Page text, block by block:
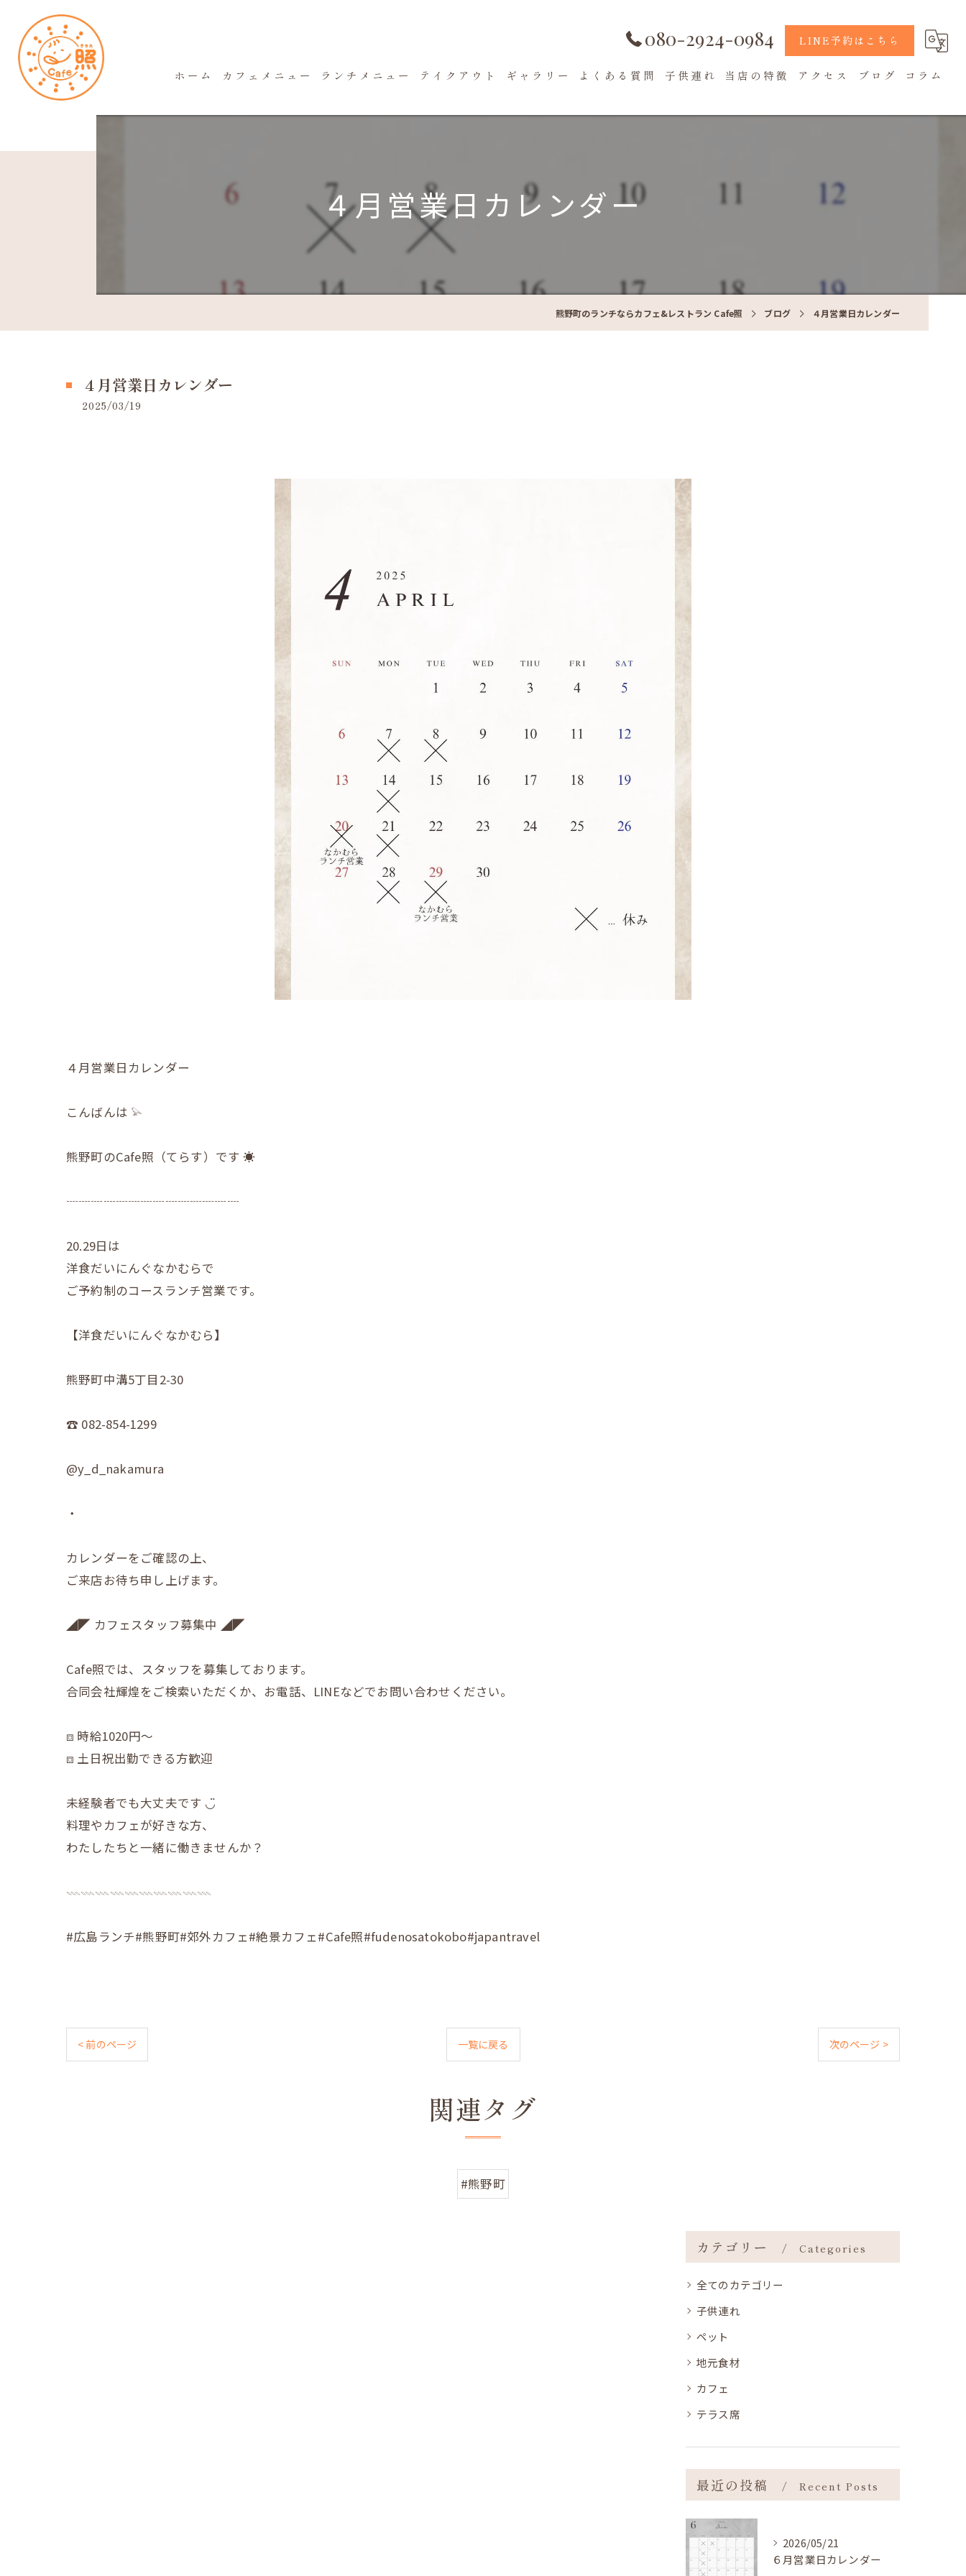
080-2924-0984 LINE予約はこちら
ホーム カフェメニュー ランチメニュー テイクアウト ギャラリー よくある質問 子供連れ 当店の特徴 アクセス ブログ コラム
４月営業日カレンダー
熊野町のランチならカフェ&レストラン Cafe照 ブログ ４月営業日カレンダー
４月営業日カレンダー
2025/03/19
４月営業日カレンダー
こんばんは 𓅫
熊野町のCafe照（てらす）です ☀︎
┈┈┈┈┈┈┈┈┈┈┈┈┈┈
20.29日は
洋食だいにんぐなかむらで
ご予約制のコースランチ営業です。
【洋食だいにんぐなかむら】
熊野町中溝5丁目2-30
☎︎ 082-854-1299
@y_d_nakamura
・
カレンダーをご確認の上、
ご来店お待ち申し上げます。
◢◤ カフェスタッフ募集中 ◢◤
Cafe照では、スタッフを募集しております。
合同会社輝煌をご検索いただくか、お電話、LINEなどでお問い合わせください。
⧈ 時給1020円〜
⧈ 土日祝出勤できる方歓迎
未経験者でも大丈夫です ◡̈
料理やカフェが好きな方、
わたしたちと一緒に働きませんか？
𓇠𓇠𓇠𓇠𓇠𓇠𓇠𓇠𓇠𓇠
#広島ランチ#熊野町#郊外カフェ#絶景カフェ#Cafe照#fudenosatokobo#japantravel
< 前のページ 一覧に戻る 次のページ >
関連タグ
#熊野町
カテゴリー Categories
全てのカテゴリー
子供連れ
ペット
地元食材
カフェ
テラス席
最近の投稿 Recent Posts
2026/05/21
６月営業日カレンダー